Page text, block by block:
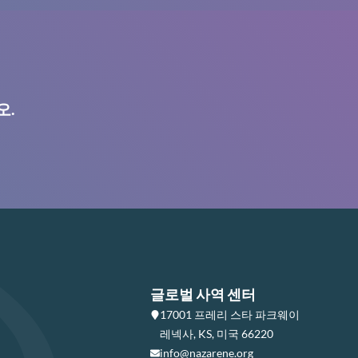
.
글로벌 사역 센터
17001 프레리 스타 파크웨이
레넥사, KS, 미국 66220
info@nazarene.org